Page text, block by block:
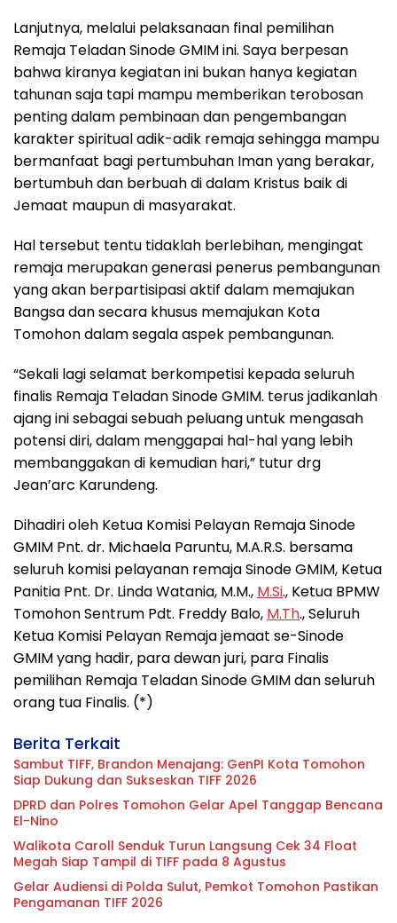
Lanjutnya, melalui pelaksanaan final pemilihan
Remaja Teladan Sinode GMIM ini. Saya berpesan
bahwa kiranya kegiatan ini bukan hanya kegiatan
tahunan saja tapi mampu memberikan terobosan
penting dalam pembinaan dan pengembangan
karakter spiritual adik-adik remaja sehingga mampu
bermanfaat bagi pertumbuhan Iman yang berakar,
bertumbuh dan berbuah di dalam Kristus baik di
Jemaat maupun di masyarakat.
Hal tersebut tentu tidaklah berlebihan, mengingat
remaja merupakan generasi penerus pembangunan
yang akan berpartisipasi aktif dalam memajukan
Bangsa dan secara khusus memajukan Kota
Tomohon dalam segala aspek pembangunan.
“Sekali lagi selamat berkompetisi kepada seluruh
finalis Remaja Teladan Sinode GMIM. terus jadikanlah
ajang ini sebagai sebuah peluang untuk mengasah
potensi diri, dalam menggapai hal-hal yang lebih
membanggakan di kemudian hari,” tutur drg
Jean’arc Karundeng.
Dihadiri oleh Ketua Komisi Pelayan Remaja Sinode
GMIM Pnt. dr. Michaela Paruntu, M.A.R.S. bersama
seluruh komisi pelayanan remaja Sinode GMIM, Ketua
Panitia Pnt. Dr. Linda Watania, M.M., M.Si., Ketua BPMW
Tomohon Sentrum Pdt. Freddy Balo, M.Th., Seluruh
Ketua Komisi Pelayan Remaja jemaat se-Sinode
GMIM yang hadir, para dewan juri, para Finalis
pemilihan Remaja Teladan Sinode GMIM dan seluruh
orang tua Finalis. (*)
Berita Terkait
Sambut TIFF, Brandon Menajang: ​GenPI Kota Tomohon
Siap Dukung dan Sukseskan TIFF 2026
DPRD dan Polres Tomohon Gelar Apel Tanggap Bencana
El-Nino
Walikota Caroll Senduk Turun Langsung Cek 34 Float
Megah Siap Tampil di TIFF pada 8 Agustus
Gelar Audiensi di Polda Sulut, Pemkot Tomohon Pastikan
Pengamanan TIFF 2026